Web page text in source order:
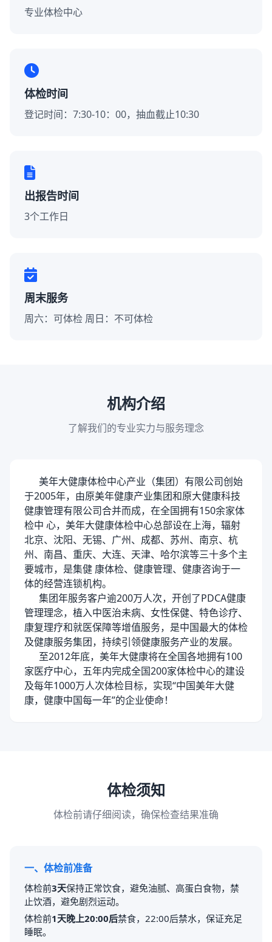
专业体检中心
体检时间
登记时间：7:30-10：00，抽血截止10:30
出报告时间
3个工作日
周末服务
周六：可体检 周日：不可体检
机构介绍
了解我们的专业实力与服务理念
美年大健康体检中心产业（集团）有限公司创始
于2005年，由原美年健康产业集团和原大健康科技
健康管理有限公司合并而成，在全国拥有150余家体
检中 心，美年大健康体检中心总部设在上海，辐射
北京、沈阳、无锡、广州、成都、苏州、南京、杭
州、南昌、重庆、大连、天津、哈尔滨等三十多个主
要城市，是集健 康体检、健康管理、健康咨询于一
体的经营连锁机构。
集团年服务客户逾200万人次，开创了PDCA健康
管理理念，植入中医治未病、女性保健、特色诊疗、
康复理疗和就医保障等增值服务，是中国最大的体检
及健康服务集团，持续引领健康服务产业的发展。
至2012年底，美年大健康将在全国各地拥有100
家医疗中心，五年内完成全国200家体检中心的建设
及每年1000万人次体检目标，实现“中国美年大健
康，健康中国每一年”的企业使命！
体检须知
体检前请仔细阅读，确保检查结果准确
一、体检前准备
体检前3天保持正常饮食，避免油腻、高蛋白食物，禁
止饮酒，避免剧烈运动。
体检前1天晚上20:00后禁食，22:00后禁水，保证充足
睡眠。